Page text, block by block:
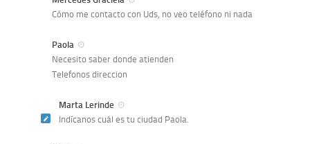
Cómo me contacto con Uds, no veo teléfono ni nada
Paola
Necesito saber donde atienden
Telefonos direccion
Marta Lerinde
Indícanos cuál es tu ciudad Paola.